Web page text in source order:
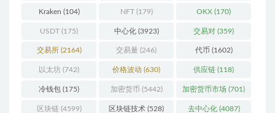
Kraken (104) NFT(179) OKX (170)
USDT (175) 中心化(3923) 交易对 (359)
交易所(2164) 交易量 (246) 代币 (1602)
以太坊 (742) 价格波动 (630) 供应链 (118)
冷钱包 (175) 加密货币 (5442) 加密货币市场 (701)
区块链(4599) 区块链技术 (528) 去中心化(4087)